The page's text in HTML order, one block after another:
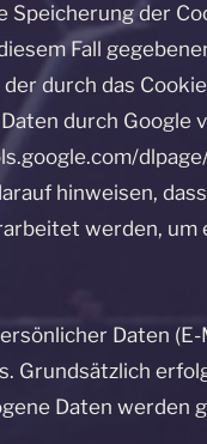
Speicherung der
Fall
durch das
durch
hinweisen,
werden,
Daten
Grundsätzlich
Daten